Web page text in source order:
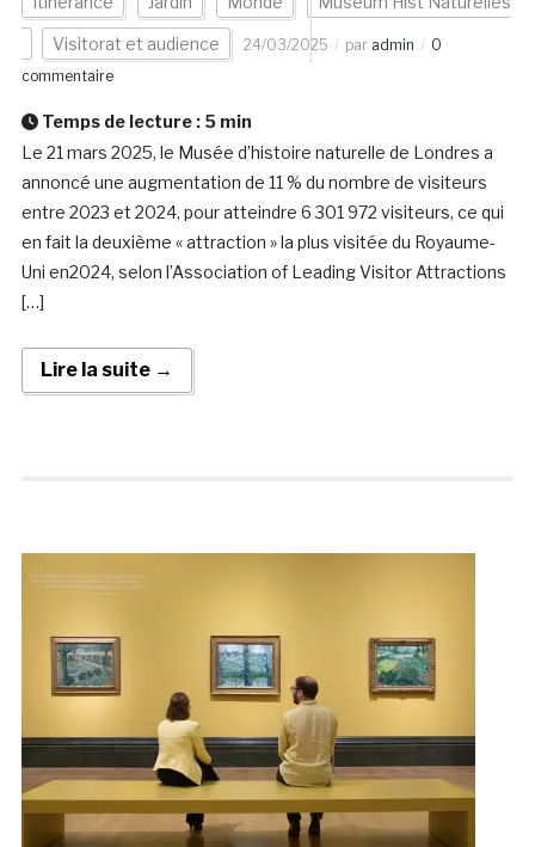
Visitorat et audience 24/03/2025 par admin
0
commentaire
Temps de lecture : 5 min
Le 21 mars 2025, le Musée d’histoire naturelle de Londres a
annoncé une augmentation de 11 % du nombre de visiteurs
entre 2023 et 2024, pour atteindre 6 301 972 visiteurs, ce qui
en fait la deuxième « attraction » la plus visitée du Royaume-
Uni en2024, selon l’Association of Leading Visitor Attractions
[…]
Lire la suite →